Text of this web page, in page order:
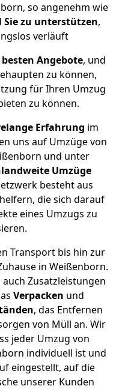
so angenehm wie
Sie zu unterstützen,
verläuft
Angebote, und
zu können,
für Ihren Umzug
zu können.
Erfahrung im
uns auf Umzüge von
und unter
Umzüge
besteht aus
die sich darauf
eines Umzugs zu
Transport bis hin zur
in Weißenborn.
Zusatzleistungen
Verpacken und
, das Entfernen
von Müll an. Wir
jeder Umzug von
individuell ist und
eingestellt, auf die
unserer Kunden